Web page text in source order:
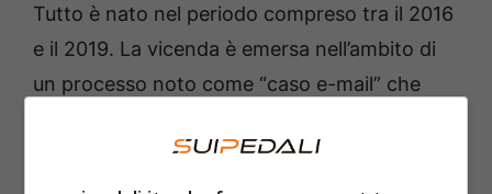
Tutto è nato nel periodo compreso tra il 2016
e il 2019. La vicenda è emersa nell’ambito di
un processo noto come “caso e-mail” che
, che è l’ex presidente del club.